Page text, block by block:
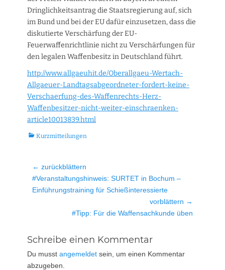
Dringlichkeitsantrag die Staatsregierung auf, sich
im Bund und bei der EU dafür einzusetzen, dass die
diskutierte Verschärfung der EU-
Feuerwaffenrichtlinie nicht zu Verschärfungen für
den legalen Waffenbesitz in Deutschland führt.
http://www.allgaeuhit.de/Oberallgaeu-Wertach-
Allgaeuer-Landtagsabgeordneter-fordert-keine-
Verschaerfung-des-Waffenrechts-Herz-
Waffenbesitzer-nicht-weiter-einschraenken-
article10013839.html
Kategorien
Kurzmitteilungen
Beitragsnavigation
← zurückblättern
Vorheriger
Beitrag:
#Veranstaltungshinweis: SURTET in Bochum –
Einführungstraining für Schießinteressierte
vorblättern →
#Tipp: Für die Waffensachkunde üben
Schreibe einen Kommentar
Du musst angemeldet sein, um einen Kommentar
abzugeben.